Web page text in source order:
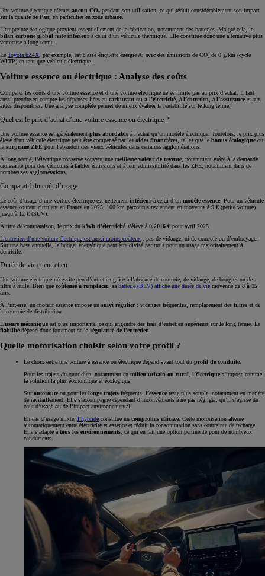
Une voiture électrique n’émet aucun CO₂ pendant son utilisation, ce qui réduit considérablement son impact
sur la qualité de l’air, en particulier en zone urbaine.
L’empreinte écologique provient essentiellement de la fabrication, notamment des batteries. Malgré cela, le
bilan carbone global reste inférieurà celui d’un véhicule thermique. Elle constitue donc une alternative plus
vertueuse à long terme.
Le Toyota bZ4X , par exemple, est classé étiquette énergie A, avec des émissions de CO₂ de 0 g/km (cycle
WLTP) en tant que véhicule électrique.
Voiture essence ou électrique : Analyse des coûts
Comparer les coûts d’une voiture essence et d’une voiture électrique ne se limite pas au prix d’achat. Il faut
aussi prendre en compte les dépenses liées au carburant ou à l’électricité , à l’entretien , à l’assurance et aux
aides disponibles. Une analyse complète permet de mieux évaluer la rentabilité sur le long terme.
Quel est le prix d’achat d’une voiture essence ou électrique ?
Une voiture essence est généralement plus abordable à l’achat qu’un modèle électrique. Toutefois, le prix plus
élevé d’un véhicule électrique peut être compensé par les aides financières, telles que le bonus écologique ou
la surprime ZFE pour l'abandon des vieux véhicules dans certaines agglomérations.
À long terme, l’électrique conserve souvent une meilleure valeur de revente, notamment grâce à la demande
croissante pour des véhicules à faibles émissions et à leur admissibilité dans les ZFE, notamment dans de
nombreuses agglomérations.
Comparatif du coût d’usage
Le coût d’usage d’une voiture électrique est nettement inférieurà celui d’un modèle essence . Pour un véhicule
essence courant circulant en France en 2025, 100 km parcourus reviennent en moyenne à 9 € (petite voiture)
jusqu’à 12 € (SUV).
À titre de comparaison, le prix du kWh d’électricité s’élève à 0,2016 € pour avril 2025.
L’entretien d’une voiture électrique est aussi moins coûteux : pas de vidange, ni de courroie ou d’embrayage.
Sur une base annuelle, le budget énergétique peut être divisé par trois pour un usage majoritairement à
domicile.
Durée de vie et entretien
Une voiture électrique nécessite peu d’entretien grâce à l’absence de courroie, de vidange, de bougies ou de
filtre à huile. Bien que coûteuse à remplacer, sa batterie (BEV) affiche une durée de vie moyenne de 8 à 15
ans
À l’inverse, un moteur essence impose un suivi régulier: vidanges fréquentes, remplacement des filtres et de
la courroie de distribution.
L’usure mécanique est plus importante, ce qui engendre des frais d’entretien supérieurs sur le long terme. La
fiabilité dépend donc fortement de la régularité de l’entretien
Quelle motorisation choisir selon votre profil ?
Le choix entre une voiture à essence ou électrique dépend avant tout du profil de conduite
Pour les trajets du quotidien, notamment en milieu urbain ou rural l’électrique s’impose comme
la solution la plus économique et écologique.
Surautoroute ou pour les longs trajets fréquents, l’essence reste plus souple, notamment en matière
de ravitaillement. Elle s’accompagne cependant d’inconvénients à ne pas négliger, qu’il s’agisse du
coût d’usage ou de l’impact environnemental.
En cas d’usage mixte, l’hybride constitue un compromis efficace . Cette motorisation alterne
automatiquement entre électricité et essence et réduit la consommation sans contrainte de recharge.
Elle s’adapte à tous les environnements , ce qui en fait une option pertinente pour de nombreux
conducteurs.